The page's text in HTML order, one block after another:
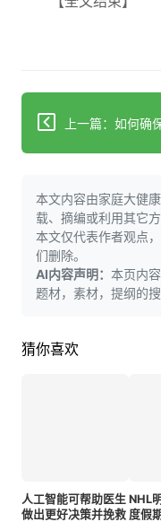
本文内容由家庭大健
载、摘编或利用其它
本文仅代表作者观点
们删除。
AI内容声明： 本页内
题材，素材，提纲的
猜你喜欢
人工智能可帮助医生
做出更好决策并挽救
NHL
度假